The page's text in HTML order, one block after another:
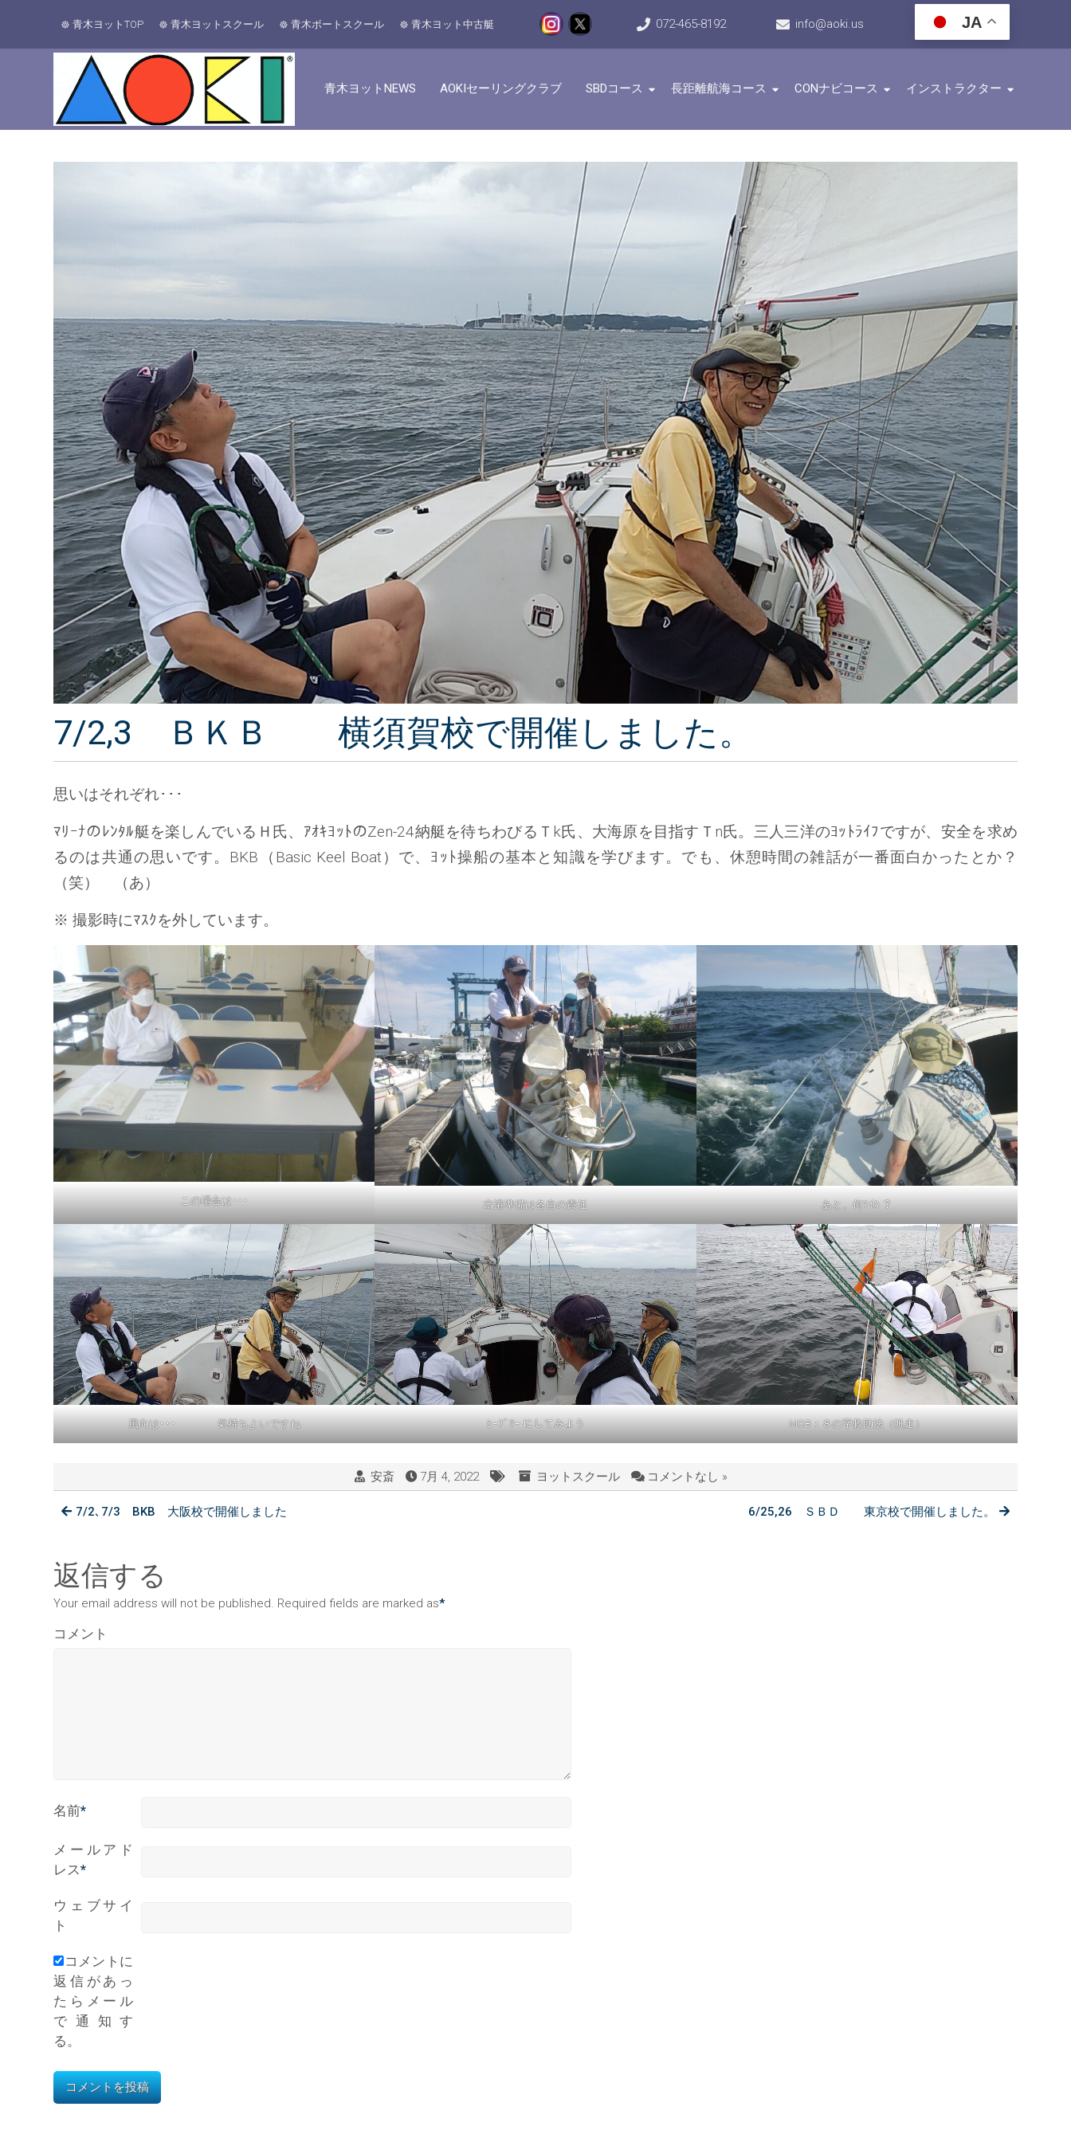
青木ヨットTOP 青木ヨットスクール 青木ボートスクール 青木ヨット中古艇 072-465-8192 info@aoki.us JA
青木ヨットNEWS AOKIセーリングクラブ SBDコース 長距離航海コース CONナビコース インストラクター
7/2,3 ＢＫＢ 横須賀校で開催しました。
思いはそれぞれ･･･
ﾏﾘｰﾅのﾚﾝﾀﾙ艇を楽しんでいるＨ氏、ｱｵｷﾖｯﾄのZen-24納艇を待ちわびるＴk氏、大海原を目指すＴn氏。三人三洋のﾖｯﾄﾗｲﾌですが、安全を求め
るのは共通の思いです。BKB（Basic Keel Boat）で、ﾖｯﾄ操船の基本と知識を学びます。でも、休憩時間の雑話が一番面白かったとか？
（笑） （あ）
※ 撮影時にﾏｽｸを外しています。
この場合は･･･ 出港準備は各自の責任 あと、何ﾏｲﾙ ？
風向は･･･ 気持ちよいですね ﾋｰﾌﾞﾂｰ にしてみよう MOB：８の字救助法（帆走）
安斎 7月 4, 2022 ヨットスクール コメントなし »
7/2､7/3 BKB 大阪校で開催しました 6/25,26 ＳＢＤ 東京校で開催しました。
返信する
Your email address will not be published. Required fields are marked as*
コメント
名前*
メールアド
レス*
ウェブサイ
ト
コメントに
返信があっ
たらメール
で通知す
る。